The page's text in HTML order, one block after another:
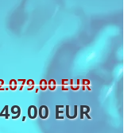
EUR
EUR